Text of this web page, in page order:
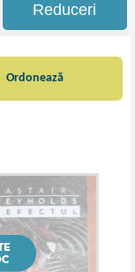
Reduceri
Ordonează